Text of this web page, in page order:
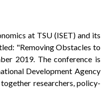
at TSU (ISET) and its
"Removing Obstacles to
2019. The conference is
Development Agency
researchers, policy-